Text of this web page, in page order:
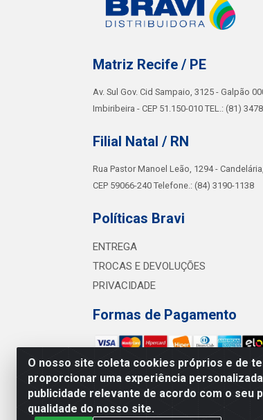
O nosso site coleta cookies próprios e de
proporcionar uma experiência
publicidade relevante de acordo com o seu
qualidade do nosso site.
Matriz Recife / PE
Av. Sul Gov. Cid Sampaio, 3125 - Galpão
Imbiribeira - CEP 51.150-010 TEL.: (81)
Filial Natal / RN
Rua Pastor Manoel Leão, 1294 -
CEP 59066-240 Telefone.: (84) 3190-1138
Políticas Bravi
ENTREGA
TROCAS E DEVOLUÇÕES
PRIVACIDADE
Formas de Pagamento